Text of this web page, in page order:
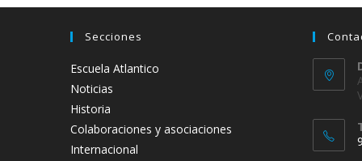
Secciones
Escuela Atlantico
Noticias
Historia
Colaboraciones y asociaciones
Internacional